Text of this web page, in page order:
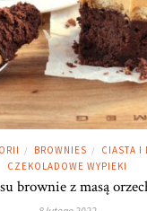
/ BROWNIES / CIASTA I
CZEKOLADOWE WYPIEKI
brownie z masą